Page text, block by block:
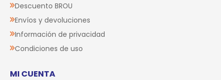
Descuento BROU
Envíos y devoluciones
Información de privacidad
Condiciones de uso
MI CUENTA